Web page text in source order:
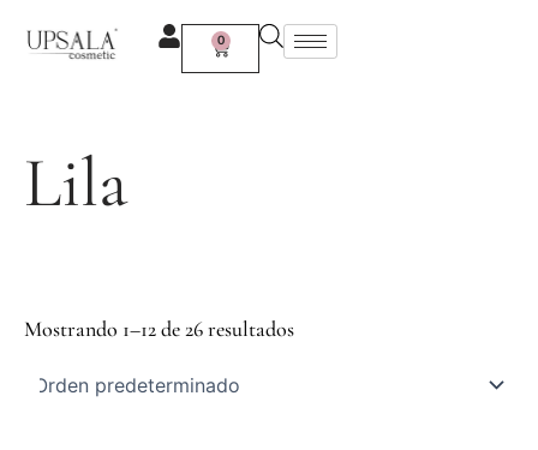
contenido
0
Carrito
Lila
Mostrando 1–12 de 26 resultados